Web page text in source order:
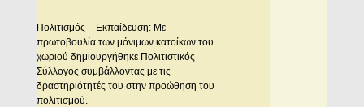
Πολιτισμός – Eκπαίδευση: Mε
πρωτοβουλία των μόνιμων κατοίκων του
χωριού δημιουργήθηκε Πολιτιστικός
Σύλλογος συμβάλλοντας με τις
δραστηριότητές του στην προώθηση του
πολιτισμού.